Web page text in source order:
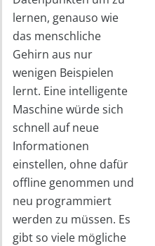
lernen, genauso wie
das menschliche
Gehirn aus nur
wenigen Beispielen
lernt. Eine intelligente
Maschine würde sich
schnell auf neue
Informationen
einstellen, ohne dafür
offline genommen und
neu programmiert
werden zu müssen. Es
gibt so viele mögliche